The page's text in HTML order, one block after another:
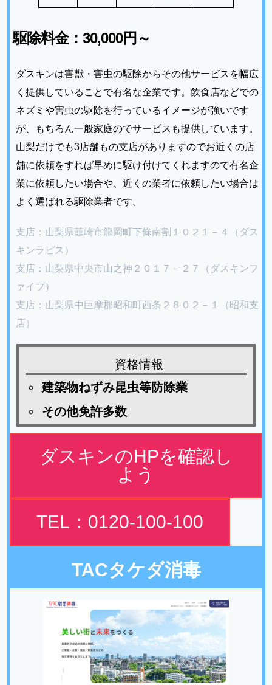
駆除料金：30,000円～
ダスキンは害獣・害虫の駆除からその他サービスを幅広
く提供していることで有名な企業です。飲食店などでの
ネズミや害虫の駆除を行っているイメージが強いです
が、もちろん一般家庭のでサービスも提供しています。
山梨だけでも3店舗もの支店がありますのでお近くの店
舗に依頼をすれば早めに駆け付けてくれますので有名企
業に依頼したい場合や、近くの業者に依頼したい場合は
よく選ばれる駆除業者です。
支店：山梨県韮崎市龍岡町下條南割１０２１－４（ダス
キンラピス）
支店：山梨県中央市山之神２０１７－２７（ダスキンフ
ァイブ）
支店：山梨県中巨摩郡昭和町西条２８０２－１（昭和支
店）
資格情報
建築物ねずみ昆虫等防除業
その他免許多数
ダスキンのHPを確認し
よう
TEL：0120-100-100
TACタケダ消毒